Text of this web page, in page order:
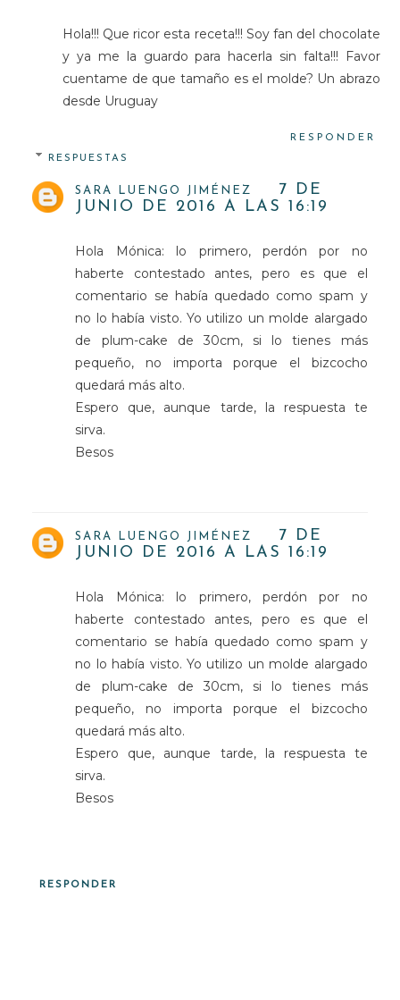
Hola!!! Que ricor esta receta!!! Soy fan del chocolate
y ya me la guardo para hacerla sin falta!!! Favor
cuentame de que tamaño es el molde? Un abrazo
desde Uruguay
RESPONDER
RESPUESTAS
SARA LUENGO JIMÉNEZ
7 DE
JUNIO DE 2016 A LAS 16:19
Hola Mónica: lo primero, perdón por no
haberte contestado antes, pero es que el
comentario se había quedado como spam y
no lo había visto. Yo utilizo un molde alargado
de plum-cake de 30cm, si lo tienes más
pequeño, no importa porque el bizcocho
quedará más alto.
Espero que, aunque tarde, la respuesta te
sirva.
Besos
SARA LUENGO JIMÉNEZ
7 DE
JUNIO DE 2016 A LAS 16:19
Hola Mónica: lo primero, perdón por no
haberte contestado antes, pero es que el
comentario se había quedado como spam y
no lo había visto. Yo utilizo un molde alargado
de plum-cake de 30cm, si lo tienes más
pequeño, no importa porque el bizcocho
quedará más alto.
Espero que, aunque tarde, la respuesta te
sirva.
Besos
RESPONDER